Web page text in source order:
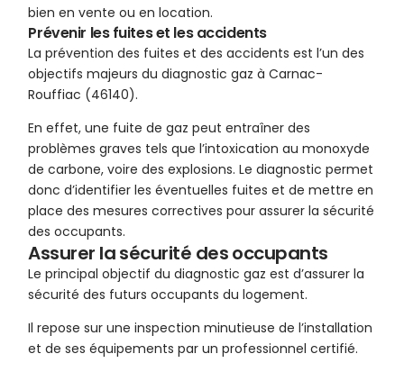
bien en vente ou en location.
Prévenir les fuites et les accidents
La prévention des fuites et des accidents est l’un des
objectifs majeurs du diagnostic gaz à Carnac-
Rouffiac (46140).
En effet, une fuite de gaz peut entraîner des
problèmes graves tels que l’intoxication au monoxyde
de carbone, voire des explosions. Le diagnostic permet
donc d’identifier les éventuelles fuites et de mettre en
place des mesures correctives pour assurer la sécurité
des occupants.
Assurer la sécurité des occupants
Le principal objectif du diagnostic gaz est d’assurer la
sécurité des futurs occupants du logement.
Il repose sur une inspection minutieuse de l’installation
et de ses équipements par un professionnel certifié.